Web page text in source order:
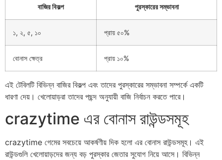
বাজির বিকল্প পুরস্কারের সম্ভাবনা
১, ২, ৫, ১০ প্রায় ৫০%
বোনাস ক্ষেত্র প্রায় ১০%
এই টেবিলটি বিভিন্ন বাজির বিকল্প এবং তাদের পুরস্কারের সম্ভাবনা সম্পর্কে একটি
ধারণা দেয়। খেলোয়াড়রা তাদের পছন্দ অনুযায়ী বাজি নির্বাচন করতে পারে।
crazytime এর বোনাস রাউন্ডসমূহ
crazytime গেমের সবচেয়ে আকর্ষণীয় দিক হলো এর বোনাস রাউন্ডসমূহ। এই
রাউন্ডগুলি খেলোয়াড়দের জন্য বড় পুরস্কার জেতার সুযোগ নিয়ে আসে। বিভিন্ন